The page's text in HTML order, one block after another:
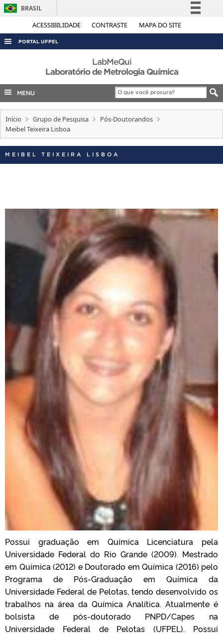
ACESSIBILIDADE CONTRASTE MAPA DO SITE
BRASIL
Simplifique!
Acesso à informação
Legislação
Canais
PORTAL UFPEL
AUDITORIA
COBALTO
CONCURSOS
EDITAIS
LabMeQui
Laboratório de Metrologia Química
MENU
Início Grupo de Pesquisa
Pós-Doutorandos
Meibel Teixeira Lisboa
MEIBEL TEIXEIRA LISBOA
Possui graduação em Química Licenciatura pela
Universidade Federal do Rio Grande (2009). Mestrado
em Química (2012) e Doutorado em Química (2016) pelo
Programa de Pós-Graduação em Química da
Universidade Federal de Pelotas, tendo desenvolvido os
trabalhos na área da Química Analítica. Atualmente é
bolsista de pós-doutorado PNPD/Capes na
Universidade Federal de Pelotas (UFPEL). Possui